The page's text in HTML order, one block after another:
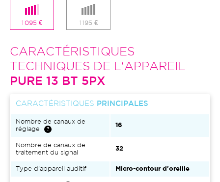
1 095 € 1 195 €
CARACTÉRISTIQUES
TECHNIQUES DE L'APPAREIL
PURE 13 BT 5PX
CARACTÉRISTIQUES PRINCIPALES
Nombre de canaux de
réglage
16
Nombre de canaux de
traitement du signal
32
Type d'appareil auditif Micro-contour d'oreille